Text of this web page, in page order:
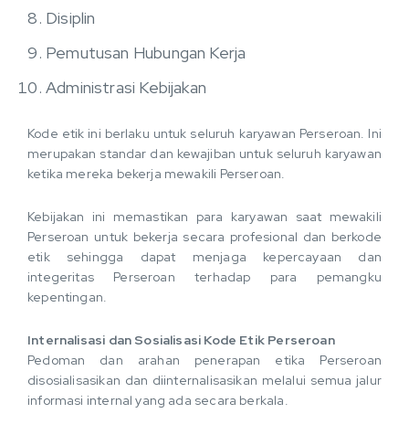
Disiplin
Pemutusan Hubungan Kerja
Administrasi Kebijakan
Kode etik ini berlaku untuk seluruh karyawan Perseroan. Ini
merupakan standar dan kewajiban untuk seluruh karyawan
ketika mereka bekerja mewakili Perseroan.
Kebijakan ini memastikan para karyawan saat mewakili
Perseroan untuk bekerja secara profesional dan berkode
etik sehingga dapat menjaga kepercayaan dan
integeritas Perseroan terhadap para pemangku
kepentingan.
Internalisasi dan Sosialisasi Kode Etik Perseroan
Pedoman dan arahan penerapan etika Perseroan
disosialisasikan dan diinternalisasikan melalui semua jalur
informasi internal yang ada secara berkala.